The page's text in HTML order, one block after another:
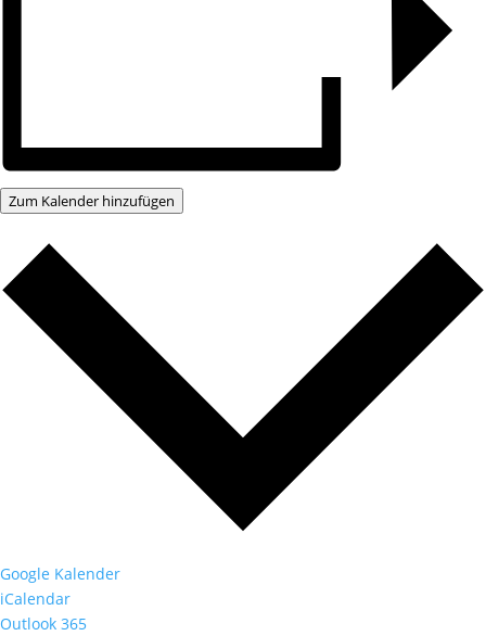
Zum Kalender hinzufügen
Google Kalender
iCalendar
Outlook 365